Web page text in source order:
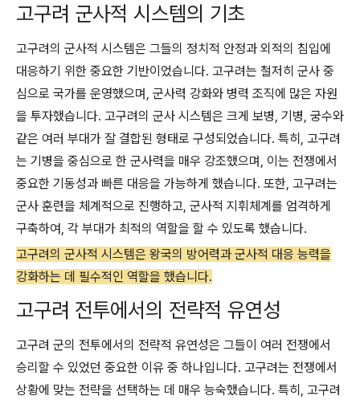
고구려 군사적 시스템의 기초
고구려의 군사적 시스템은 그들의 정치적 안정과 외적의 침입에
대응하기 위한 중요한 기반이었습니다. 고구려는 철저히 군사 중
심으로 국가를 운영했으며, 군사력 강화와 병력 조직에 많은 자원
을 투자했습니다. 고구려의 군사 시스템은 크게 보병, 기병, 궁수와
같은 여러 부대가 잘 결합된 형태로 구성되었습니다. 특히, 고구려
는 기병을 중심으로 한 군사력을 매우 강조했으며, 이는 전쟁에서
중요한 기동성과 빠른 대응을 가능하게 했습니다. 또한, 고구려는
군사 훈련을 체계적으로 진행하고, 군사적 지휘체계를 엄격하게
구축하여, 각 부대가 최적의 역할을 할 수 있도록 했습니다.
고구려의 군사적 시스템은 왕국의 방어력과 군사적 대응 능력을
강화하는 데 필수적인 역할을 했습니다.
고구려 전투에서의 전략적 유연성
고구려 군의 전투에서의 전략적 유연성은 그들이 여러 전쟁에서
승리할 수 있었던 중요한 이유 중 하나입니다. 고구려는 전쟁에서
상황에 맞는 전략을 선택하는 데 매우 능숙했습니다. 특히, 고구려